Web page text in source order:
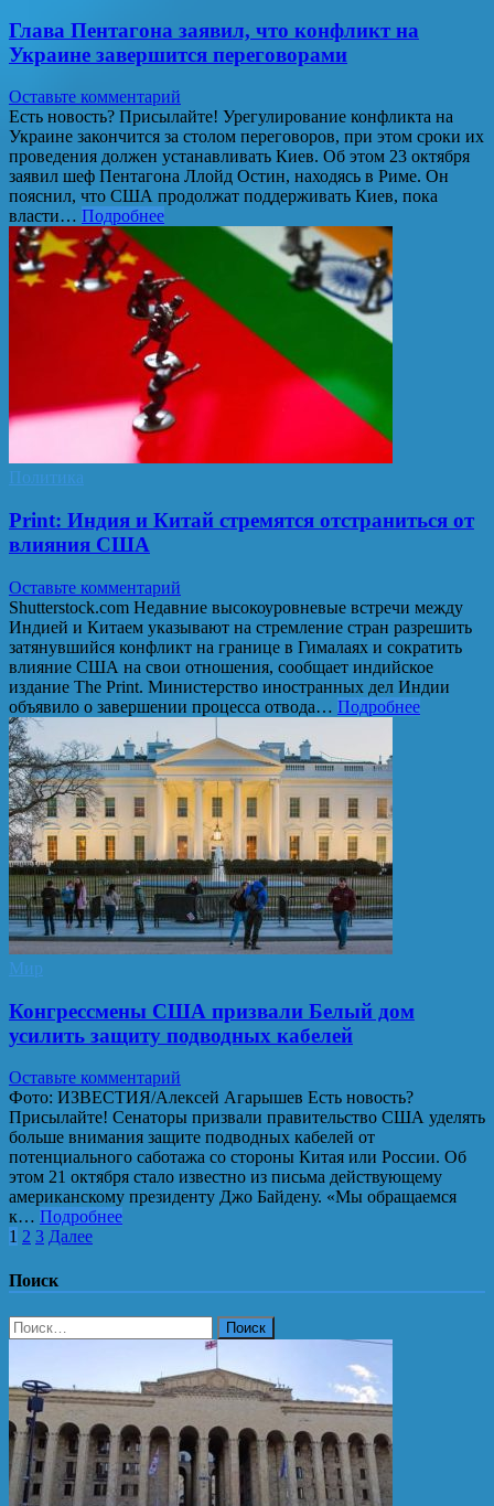
Глава Пентагона заявил, что конфликт на
Украине завершится переговорами
Оставьте комментарий
Есть новость? Присылайте! Урегулирование конфликта на
Украине закончится за столом переговоров, при этом сроки их
проведения должен устанавливать Киев. Об этом 23 октября
заявил шеф Пентагона Ллойд Остин, находясь в Риме. Он
пояснил, что США продолжат поддерживать Киев, пока
власти… Подробнее
Политика
Print: Индия и Китай стремятся отстраниться от
влияния США
Оставьте комментарий
Shutterstock.com Недавние высокоуровневые встречи между
Индией и Китаем указывают на стремление стран разрешить
затянувшийся конфликт на границе в Гималаях и сократить
влияние США на свои отношения, сообщает индийское
издание The Print. Министерство иностранных дел Индии
объявило о завершении процесса отвода… Подробнее
Мир
Конгрессмены США призвали Белый дом
усилить защиту подводных кабелей
Оставьте комментарий
Фото: ИЗВЕСТИЯ/Алексей Агарышев Есть новость?
Присылайте! Сенаторы призвали правительство США уделять
больше внимания защите подводных кабелей от
потенциального саботажа со стороны Китая или России. Об
этом 21 октября стало известно из письма действующему
американскому президенту Джо Байдену. «Мы обращаемся
к… Подробнее
Пагинация
записей
1 2 3 Далее
Поиск
Найти: